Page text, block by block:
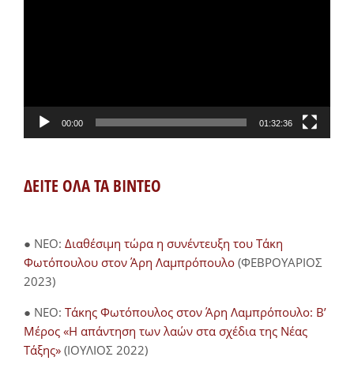
00:00 01:32:36
ΔΕΙΤΕ ΟΛΑ ΤΑ ΒΙΝΤΕΟ
● NEO: Διαθέσιμη τώρα η συνέντευξη του Τάκη
Φωτόπουλου στον Άρη Λαμπρόπουλο (ΦΕΒΡΟΥΑΡΙΟΣ
2023)
● NEO: Τάκης Φωτόπουλος στον Άρη Λαμπρόπουλο: Β’
Μέρος «Η απάντηση των λαών στα σχέδια της Νέας
Τάξης» (ΙΟΥΛΙΟΣ 2022)